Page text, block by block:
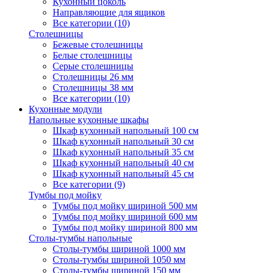
Направляющие для ящиков
Все категории (10)
Столешницы
Бежевые столешницы
Белые столешницы
Серые столешницы
Столешницы 26 мм
Столешницы 38 мм
Все категории (10)
Кухонные модули
Напольные кухонные шкафы
Шкаф кухонный напольный 100 см
Шкаф кухонный напольный 30 см
Шкаф кухонный напольный 35 см
Шкаф кухонный напольный 40 см
Шкаф кухонный напольный 45 см
Все категории (9)
Тумбы под мойку
Тумбы под мойку шириной 500 мм
Тумбы под мойку шириной 600 мм
Тумбы под мойку шириной 800 мм
Столы-тумбы напольные
Столы-тумбы шириной 1000 мм
Столы-тумбы шириной 1050 мм
Столы-тумбы шириной 150 мм